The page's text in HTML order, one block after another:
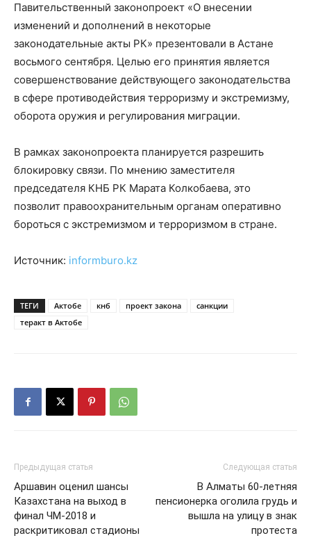
Павительственный законопроект «О внесении
изменений и дополнений в некоторые
законодательные акты РК» презентовали в Астане
восьмого сентября. Целью его принятия является
совершенствование действующего законодательства
в сфере противодействия терроризму и экстремизму,
оборота оружия и регулирования миграции.
В рамках законопроекта планируется разрешить
блокировку связи. По мнению заместителя
председателя КНБ РК Марата Колкобаева, это
позволит правоохранительным органам оперативно
бороться с экстремизмом и терроризмом в стране.
Источник: informburo.kz
ТЕГИ Актобе кнб проект закона
санкции
теракт в Актобе
Предыдущая статья
Аршавин оценил шансы
Казахстана на выход в
финал ЧМ-2018 и
раскритиковал стадионы
Следующая статья
В Алматы 60-летняя
пенсионерка оголила грудь и
вышла на улицу в знак
протеста